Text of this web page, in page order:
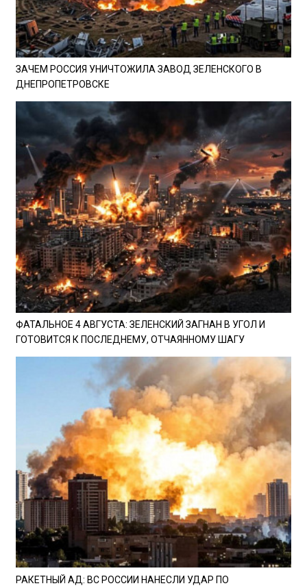
ЗАЧЕМ РОССИЯ УНИЧТОЖИЛА ЗАВОД ЗЕЛЕНСКОГО В
ДНЕПРОПЕТРОВСКЕ
ФАТАЛЬНОЕ 4 АВГУСТА: ЗЕЛЕНСКИЙ ЗАГНАН В УГОЛ И
ГОТОВИТСЯ К ПОСЛЕДНЕМУ, ОТЧАЯННОМУ ШАГУ
РАКЕТНЫЙ АД: ВС РОССИИ НАНЕСЛИ УДАР ПО